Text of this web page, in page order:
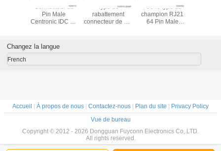
avec
UL
Connecteur de
Pin Male
Centronic IDC du
2.16mm avec la
couverture
d'entrée
Type de
rabattement
connecteur de Pin
avec la couverture
70640 type du
champion RJ21
64 Pin Male
connecteur
la couverture
Changez la langue
French
Accueil | À propos de nous | Contactez-nous | Plan du site | Privacy Policy
Vue de bureau
Copyright © 2012 - 2026 Dongguan Fuyconn Electronics Co,.LTD.
All rights reserved.